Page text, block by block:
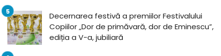
Decernarea festivă a premiilor Festivalului
Copiilor „Dor de primăvară, dor de Eminescu”,
ediția a V-a, jubiliară